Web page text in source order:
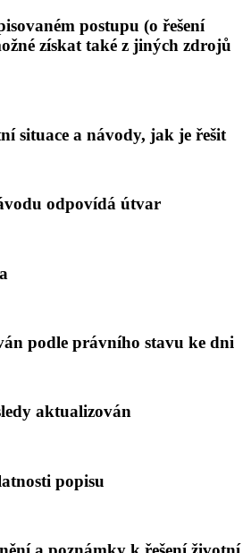
postupu (o řešení
získat také z jiných zdrojů
situace a návody, jak je řešit
odpovídá útvar
podle právního stavu ke dni
aktualizován
popisu